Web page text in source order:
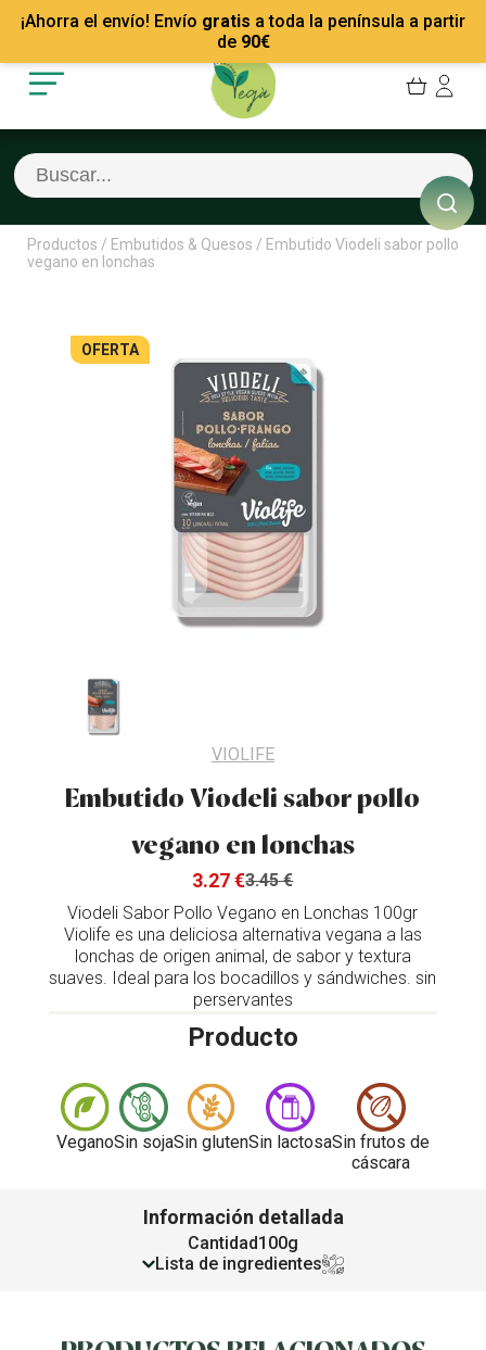
¡Ahorra el envío! Envío gratis a toda la península a partir
de 90€
Mis Pedidos
Mis favoritos
Cerrar sesión
Recetas
Empresas
Contacto
Productos / Embutidos & Quesos / Embutido Viodeli sabor pollo
vegano en lonchas
OFERTA
VIOLIFE
Embutido Viodeli sabor pollo
vegano en lonchas
3.27 €3.45 €
Viodeli Sabor Pollo Vegano en Lonchas 100gr
Violife es una deliciosa alternativa vegana a las
lonchas de origen animal, de sabor y textura
suaves. Ideal para los bocadillos y sándwiches. sin
perservantes
Producto
VeganoSin sojaSin glutenSin lactosaSin frutos de
cáscara
Información detallada
Cantidad100g
Lista de ingredientes